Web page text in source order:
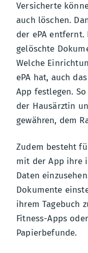
Versicherte
auch löschen.
der ePA
gelöschte
Welche
ePA hat, auch
App festlegen.
der Hausärztin
gewähren, dem
Zudem besteht
mit der App ihre
Daten
Dokumente
ihrem Tagebuch
Fitness-Apps
Papierbefunde.